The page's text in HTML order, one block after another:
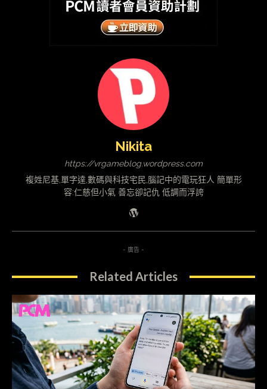
Nikita
https://vrgameblog.wordpress.com
複姓尼基,單字達,數碼與科技宅民,腦記中的電玩狂人 簡單形
容:仁慈但小氣 善忘卻記仇 低調而浮誇
- 廣告 -
Related Articles